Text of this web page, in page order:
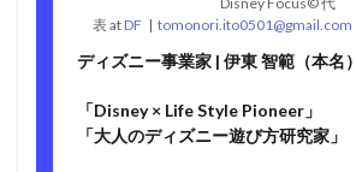
表at DF | tomonori.ito0501@gmail.com
ディズニー事業家 | 伊東 智範（本名）
「Disney × Life Style Pioneer」
「大人のディズニー遊び方研究家」